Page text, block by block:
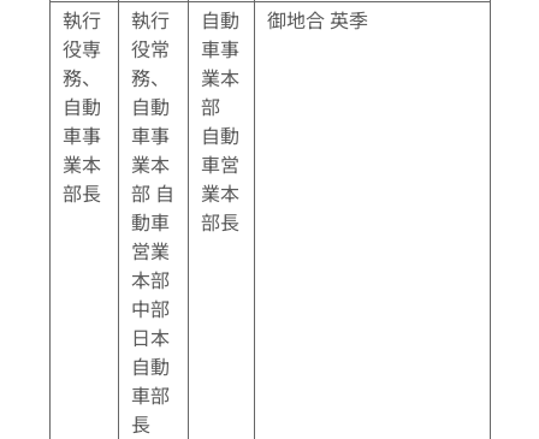
執行
役専
務、
自動
車事
業本
部長
執行
役常
務、
自動
車事
業本
部 自
動車
営業
本部
中部
日本
自動
車部
長
自動
車事
業本
部
自動
車営
業本
部長
御地合 英季